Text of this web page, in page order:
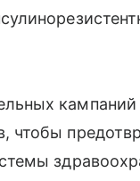
чтобы